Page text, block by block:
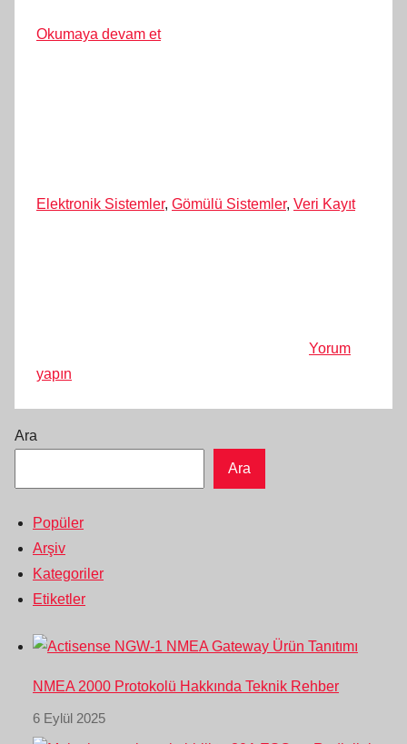
Okumaya devam et
Elektronik Sistemler, Gömülü Sistemler, Veri Kayıt
Yorum
yapın
Ara
Ara
Popüler
Arşiv
Kategoriler
Etiketler
NMEA 2000 Protokolü Hakkında Teknik Rehber
6 Eylül 2025